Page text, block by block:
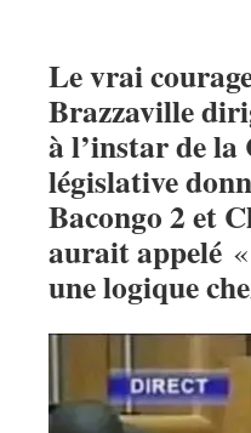
Le vrai
Brazzaville
à l’instar de
législative
Bacongo 2 et
aurait appelé
une logique